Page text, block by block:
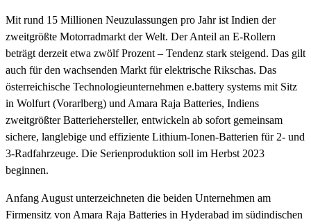
Mit rund 15 Millionen Neuzulassungen pro Jahr ist Indien der
zweitgrößte Motorradmarkt der Welt. Der Anteil an E-Rollern
beträgt derzeit etwa zwölf Prozent – Tendenz stark steigend. Das gilt
auch für den wachsenden Markt für elektrische Rikschas. Das
österreichische Technologieunternehmen e.battery systems mit Sitz
in Wolfurt (Vorarlberg) und Amara Raja Batteries, Indiens
zweitgrößter Batteriehersteller, entwickeln ab sofort gemeinsam
sichere, langlebige und effiziente Lithium-Ionen-Batterien für 2- und
3-Radfahrzeuge. Die Serienproduktion soll im Herbst 2023
beginnen.
Anfang August unterzeichneten die beiden Unternehmen am
Firmensitz von Amara Raja Batteries in Hyderabad im südindischen